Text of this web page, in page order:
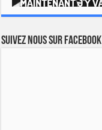
Suivez nous sur Facebook